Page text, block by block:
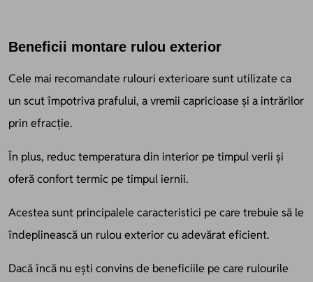
Beneficii montare rulou exterior
Cele mai recomandate rulouri exterioare sunt utilizate ca
un scut împotriva prafului, a vremii capricioase și a intrărilor
prin efracție.
În plus, reduc temperatura din interior pe timpul verii și
oferă confort termic pe timpul iernii.
Acestea sunt principalele caracteristici pe care trebuie să le
îndeplinească un rulou exterior cu adevărat eficient.
Dacă încă nu ești convins de beneficiile pe care rulourile